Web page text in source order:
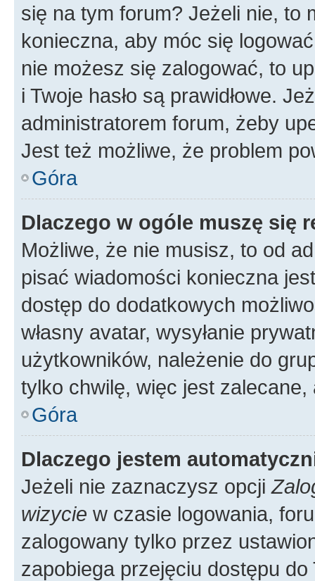
się na tym forum? Jeżeli nie, to
konieczna, aby móc się
nie możesz się zalogować, to
i Twoje hasło są prawidłowe.
administratorem forum, żeby
Jest też możliwe, że problem
Góra
Dlaczego w ogóle muszę się
Możliwe, że nie musisz, to od
pisać wiadomości konieczna
dostęp do dodatkowych
własny avatar, wysyłanie
użytkowników, należenie do
tylko chwilę, więc jest zalecane,
Góra
Dlaczego jestem
Jeżeli nie zaznaczysz opcji
wizycie w czasie logowania,
zalogowany tylko przez
zapobiega przejęciu dostępu